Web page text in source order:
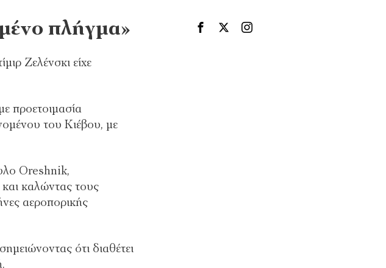
πλήγμα»
Ζελένσκι είχε
προετοιμασία
του Κιέβου, με
Oreshnik,
και καλώντας τους
αεροπορικής
ότι διαθέτει